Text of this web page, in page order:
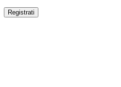
Registrati